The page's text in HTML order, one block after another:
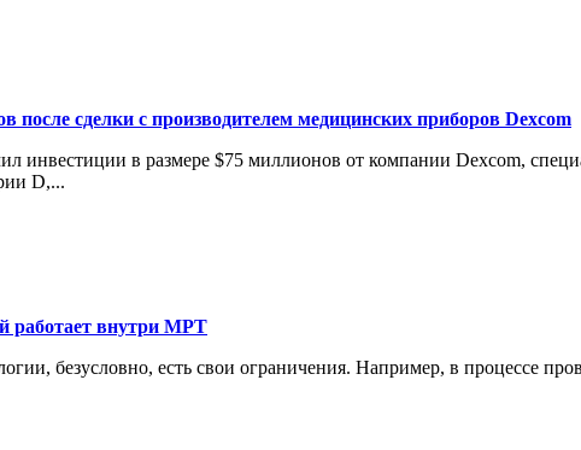
после сделки с производителем медицинских приборов Dexcom
инвестиции в размере $75 миллионов от компании Dexcom,
D,...
работает внутри МРТ
безусловно, есть свои ограничения. Например, в процессе